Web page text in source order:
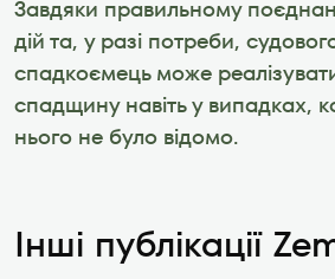
Завдяки правильному
дій та, у разі потреби,
спадкоємець може
спадщину навіть у випадках,
нього не було відомо.
Інші публікації